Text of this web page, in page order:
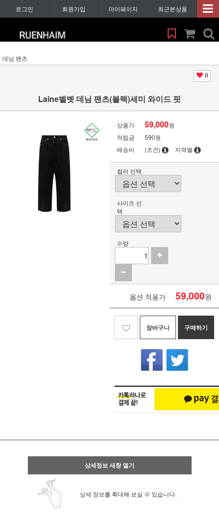
로그인 회원가입 마이페이지 최근본상품
데님 팬츠
0
Laine벨벳 데님 팬츠(블랙)세미 와이드 핏
상품가 59,000원
적립금
590원
배송비
(조건) 지역별
컬러 선택
사이즈 선
택
수량
옵션 적용가 59,000원
장바구니 구매하기
상세정보 새창 열기
상세 정보를 확대해 보실 수 있습니다.